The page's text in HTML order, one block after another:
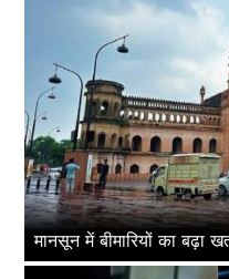
मानसून में बीमारियों का बढ़ा